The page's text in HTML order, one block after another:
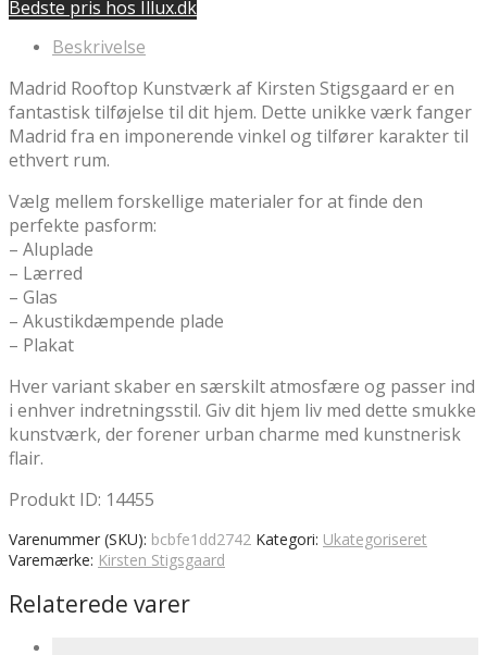
Bedste pris hos Illux.dk
Beskrivelse
Madrid Rooftop Kunstværk af Kirsten Stigsgaard er en
fantastisk tilføjelse til dit hjem. Dette unikke værk fanger
Madrid fra en imponerende vinkel og tilfører karakter til
ethvert rum.
Vælg mellem forskellige materialer for at finde den
perfekte pasform:
– Aluplade
– Lærred
– Glas
– Akustikdæmpende plade
– Plakat
Hver variant skaber en særskilt atmosfære og passer ind
i enhver indretningsstil. Giv dit hjem liv med dette smukke
kunstværk, der forener urban charme med kunstnerisk
flair.
Produkt ID: 14455
Varenummer (SKU): bcbfe1dd2742 Kategori: Ukategoriseret
Varemærke: Kirsten Stigsgaard
Relaterede varer